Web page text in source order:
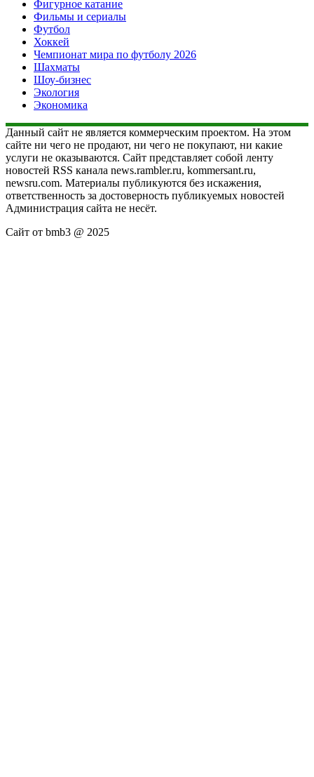
Фигурное катание
Фильмы и сериалы
Футбол
Хоккей
Чемпионат мира по футболу 2026
Шахматы
Шоу-бизнес
Экология
Экономика
Данный сайт не является коммерческим проектом. На этом
сайте ни чего не продают, ни чего не покупают, ни какие
услуги не оказываются. Сайт представляет собой ленту
новостей RSS канала news.rambler.ru, kommersant.ru,
newsru.com. Материалы публикуются без искажения,
ответственность за достоверность публикуемых новостей
Администрация сайта не несёт.
Сайт от bmb3 @ 2025